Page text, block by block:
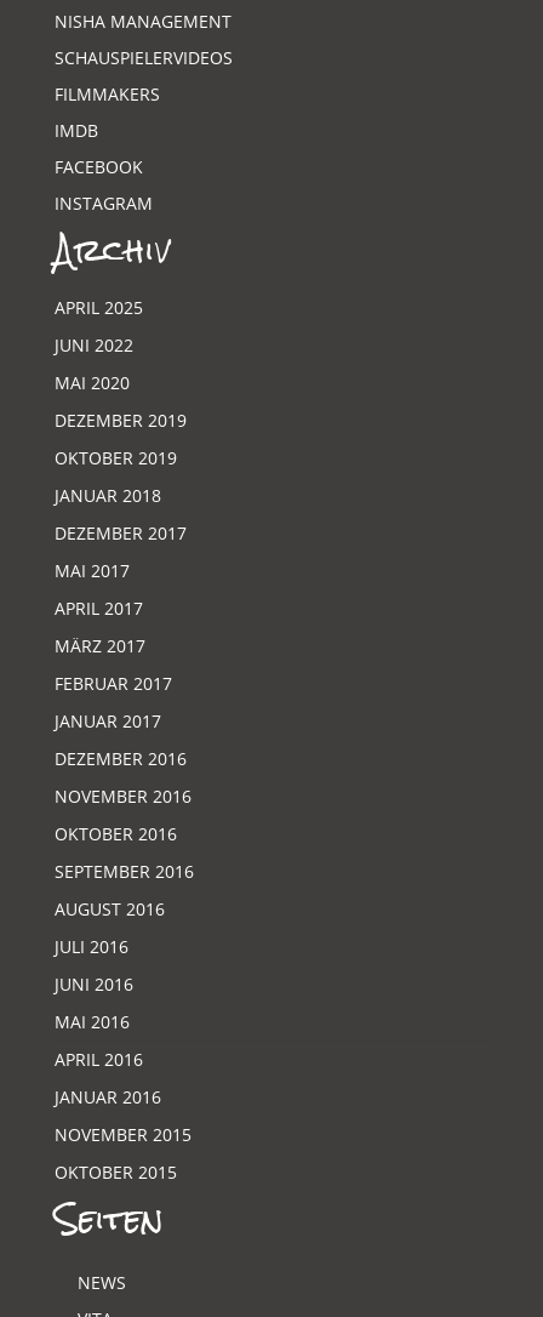
NISHA MANAGEMENT
SCHAUSPIELERVIDEOS
FILMMAKERS
IMDB
FACEBOOK
INSTAGRAM
Archiv
APRIL 2025
JUNI 2022
MAI 2020
DEZEMBER 2019
OKTOBER 2019
JANUAR 2018
DEZEMBER 2017
MAI 2017
APRIL 2017
MÄRZ 2017
FEBRUAR 2017
JANUAR 2017
DEZEMBER 2016
NOVEMBER 2016
OKTOBER 2016
SEPTEMBER 2016
AUGUST 2016
JULI 2016
JUNI 2016
MAI 2016
APRIL 2016
JANUAR 2016
NOVEMBER 2015
OKTOBER 2015
Seiten
NEWS